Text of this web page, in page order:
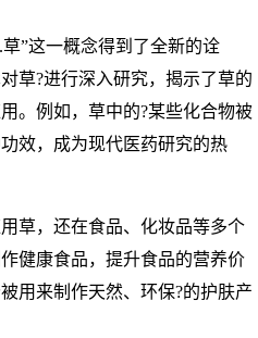
”这一概念得到了全新的诠
草?进行深入研究，揭示了草的
。例如，草中的?某些化合物被
效，成为现代医药研究的热
草，还在食品、化妆品等多个
健康食品，提升食品的营养价
用来制作天然、环保?的护肤产